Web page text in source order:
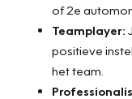
of 2e
Teamplayer:
positieve
het team.